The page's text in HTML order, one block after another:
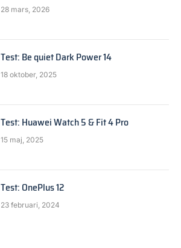
28 mars, 2026
Test: Be quiet Dark Power 14
18 oktober, 2025
Test: Huawei Watch 5 & Fit 4 Pro
15 maj, 2025
Test: OnePlus 12
23 februari, 2024